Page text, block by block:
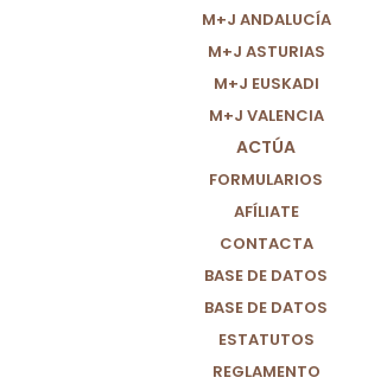
M+J ANDALUCÍA
M+J ASTURIAS
M+J EUSKADI
M+J VALENCIA
ACTÚA
FORMULARIOS
AFÍLIATE
CONTACTA
BASE DE DATOS
BASE DE DATOS
ESTATUTOS
REGLAMENTO